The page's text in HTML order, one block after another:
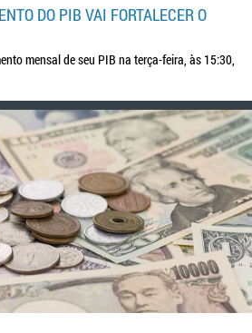
DO PIB VAI FORTALECER O
mensal de seu PIB na terça-feira, às 15:30,